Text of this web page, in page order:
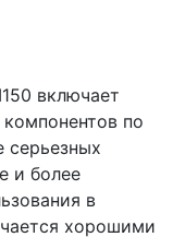
включает
по
серьезных
и более
в
хорошими